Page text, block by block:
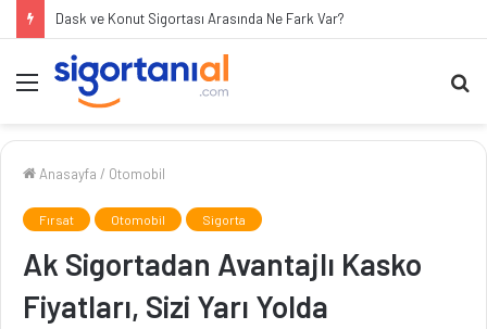
Dask ve Konut Sigortası Arasında Ne Fark Var?
Menü
...
Anasayfa / Otomobil
Fırsat Otomobil Sigorta
Ak Sigortadan Avantajlı Kasko
Fiyatları, Sizi Yarı Yolda